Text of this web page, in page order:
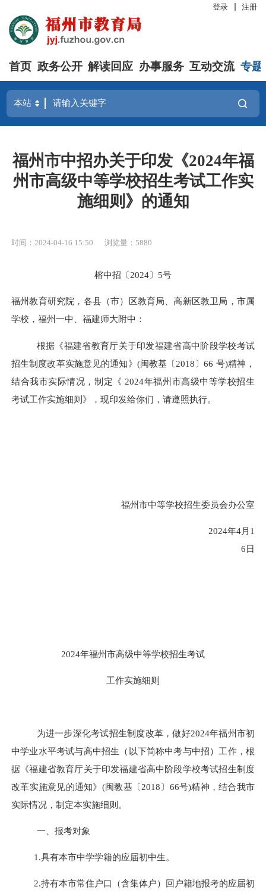
登录 注册
首页 政务公开 解读回应 办事服务 互动交流 专题
福州市中招办关于印发《2024年福
州市高级中等学校招生考试工作实
施细则》的通知
时间：2024-04-16 15:50 浏览量：5880
榕中招〔2024〕 5号
福州教育研究院， 各县（市）区教育局、高新区教卫局 ，市属
学校，福州一中、福建师大附中：
根据《福建省教育厅关于印发福建省高中阶段学校考试
招生制度改革实施意见的通知》(闽教基〔2018〕66 号)精神，
结合我市实际情况，制定《 2024年福州市高级中等学校招生
考试工作实施细则》，现印发给你们，请遵照执行。
福州市中等学校招生委员会办公室
2024年4月 1
6日
2024年福州市高级中等学校招生考试
工作实施细则
为进一步深化考试招生制度改革，做好2024年福州市初
中学业水平考试与高中招生（以下简称中考与中招）工作，根
据《福建省教育厅关于印发福建省高中阶段学校考试招生制度
改革实施意见的通知》(闽教基〔2018〕66号)精神，结合我市
实际情况，制定本实施细则。
一、报考对象
1.具有本市中学学籍的应届初中生。
2.持有本市常住户口 （含集体户） 回户籍地报考的应届初